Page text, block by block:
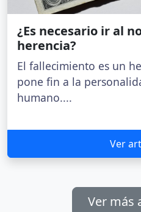
¿Es necesario ir al
herencia?
El fallecimiento es un
pone fin a la
humano....
Ver
Ver más